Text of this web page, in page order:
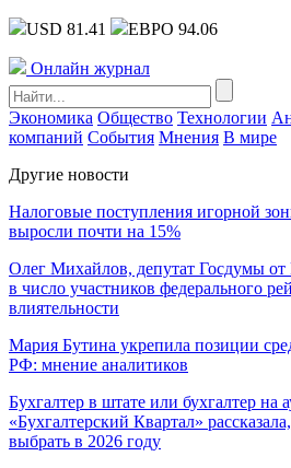
USD 81.41 ЕВРО 94.06
Онлайн журнал
Экономика Общество Технологии
компаний События Мнения В мире
Другие новости
Налоговые поступления игорной
выросли почти на 15%
Олег Михайлов, депутат Госдумы
в число участников федерального
влиятельности
Мария Бутина укрепила позиции
РФ: мнение аналитиков
Бухгалтер в штате или бухгалтер на
«Бухгалтерский Квартал»
выбрать в 2026 году